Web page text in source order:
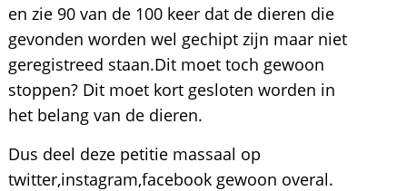
en zie 90 van de 100 keer dat de dieren die
gevonden worden wel gechipt zijn maar niet
geregistreed staan.Dit moet toch gewoon
stoppen? Dit moet kort gesloten worden in
het belang van de dieren.
Dus deel deze petitie massaal op
twitter,instagram,facebook gewoon overal.